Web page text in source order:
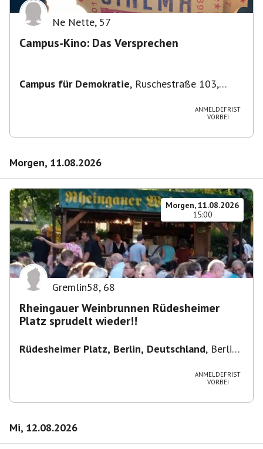
Ne Nette, 57
Campus-Kino: Das Versprechen
Campus für Demokratie, Ruschestraße 103,
ANMELDEFRIST
VORBEI
Morgen, 11.08.2026
Morgen, 11.08.2026
15:00
Gremlin58, 68
Rheingauer Weinbrunnen Rüdesheimer
Platz sprudelt wieder!!
Rüdesheimer Platz, Berlin, Deutschland, Berlin-
ANMELDEFRIST
VORBEI
Mi, 12.08.2026